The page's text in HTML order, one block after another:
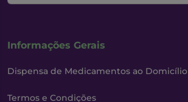
Informações Gerais
Dispensa de Medicamentos ao Domicílio
Termos e Condições